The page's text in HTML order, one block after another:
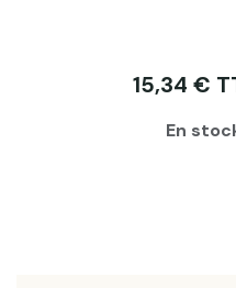
15,34 €
En